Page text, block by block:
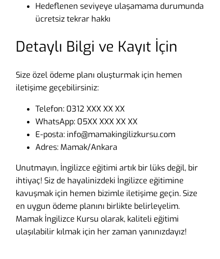
Hedeflenen seviyeye ulaşamama durumunda
ücretsiz tekrar hakkı
Detaylı Bilgi ve Kayıt İçin
Size özel ödeme planı oluşturmak için hemen
iletişime geçebilirsiniz:
Telefon: 0312 XXX XX XX
WhatsApp: 05XX XXX XX XX
E-posta: info@mamakingilizkursu.com
Adres: Mamak/Ankara
Unutmayın, İngilizce eğitimi artık bir lüks değil, bir
ihtiyaç! Siz de hayalinizdeki İngilizce eğitimine
kavuşmak için hemen bizimle iletişime geçin. Size
en uygun ödeme planını birlikte belirleyelim.
Mamak İngilizce Kursu olarak, kaliteli eğitimi
ulaşılabilir kılmak için her zaman yanınızdayız!